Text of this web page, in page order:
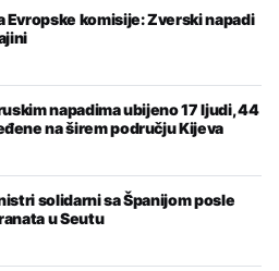
Evropske komisije: Zverski napadi
napadima ubijeno 17 ljudi, 44
na širem području Kijeva
solidarni sa Španijom posle
u Seutu